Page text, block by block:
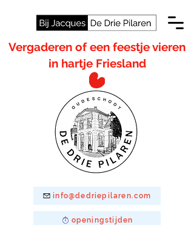
info@dedriepilaren.com
Vergaderen of een feestje vieren
in hartje Friesland
openingstijden